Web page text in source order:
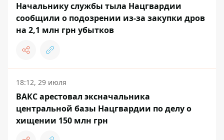
Начальнику службы тыла Нацгвардии
сообщили о подозрении из-за закупки дров
на 2,1 млн грн убытков
18:12, 29 июля
ВАКС арестовал эксначальника
центральной базы Нацгвардии по делу о
хищении 150 млн грн